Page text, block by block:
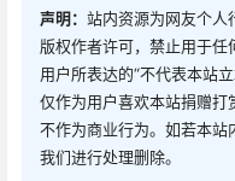
声明： 站内资源为网友个人
版权作者许可，禁止用于任
用户所表达的“不代表本站
仅作为用户喜欢本站捐赠
不作为商业行为。如若本站
我们进行处理删除。